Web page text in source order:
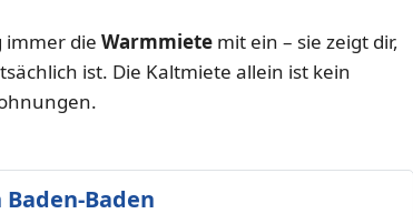
immer die Warmmiete mit ein – sie zeigt dir,
ist. Die Kaltmiete allein ist kein
Baden